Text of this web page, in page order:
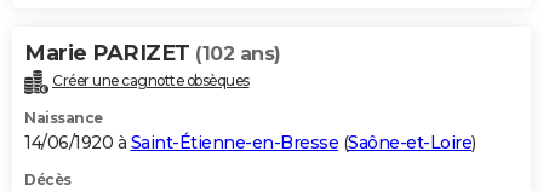
Marie PARIZET (102 ans)
Créer une cagnotte obsèques
Naissance
14/06/1920 à Saint-Étienne-en-Bresse (Saône-et-Loire)
Décès